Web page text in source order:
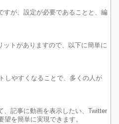
すが、設定が必要であることと、編
ットがありますので、以下に簡単に
しやすくなることで、多くの人が
記事に動画を表示したい、Twitter
望を簡単に実現できます。